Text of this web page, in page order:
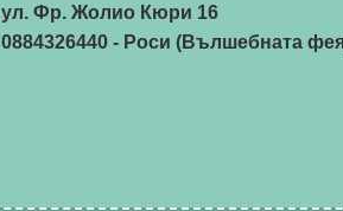
ул. Фр. Жолио Кюри 16
0884326440- Роси (Вълшебната